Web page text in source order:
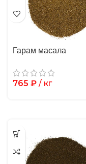
Гарам масала
765 ₽ / кг